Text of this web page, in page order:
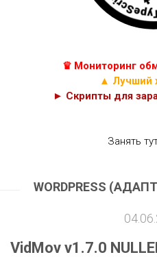
♛ Мониторинг
▲ Лучший
► Скрипты для
Занять
WORDPRESS
VidMov v1.7.0